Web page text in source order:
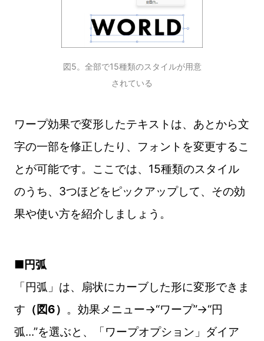
図5。全部で15種類のスタイルが用意
されている
ワープ効果で変形したテキストは、あとから文
字の一部を修正したり、フォントを変更するこ
とが可能です。ここでは、15種類のスタイル
のうち、3つほどをピックアップして、その効
果や使い方を紹介しましょう。
■円弧
「円弧」は、扇状にカーブした形に変形できま
す （図6） 。効果メニュー→“ワープ”→“円
弧...”を選ぶと、「ワープオプション」ダイア